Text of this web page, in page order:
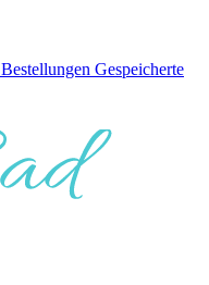
Bestellungen Gespeicherte